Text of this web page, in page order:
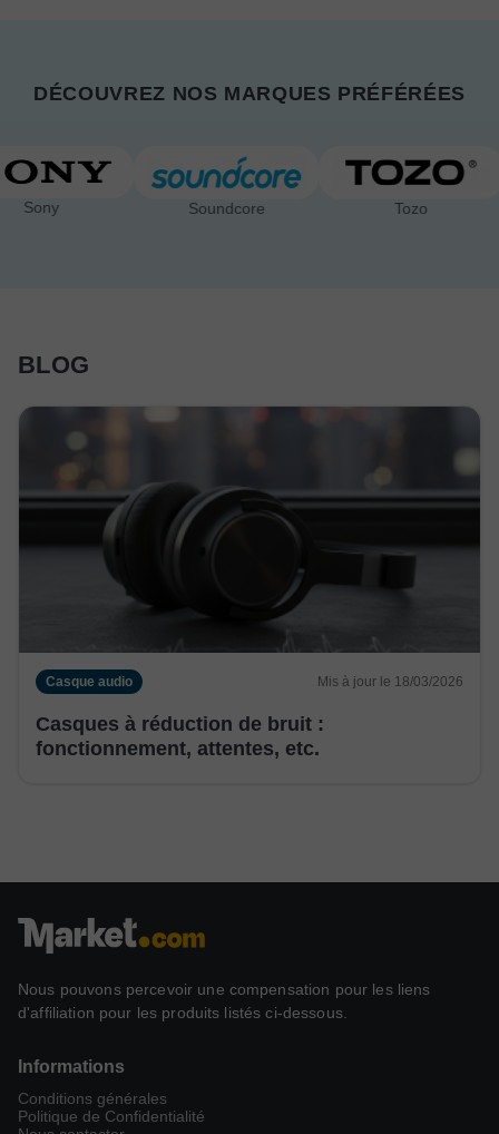
DÉCOUVREZ NOS MARQUES PRÉFÉRÉES
Soundcore Tozo
BLOG
Casque audio Mis à jour le 18/03/2026
Casques à réduction de bruit :
fonctionnement, attentes, etc.
Nous pouvons percevoir une compensation pour les liens
d'affiliation pour les produits listés ci-dessous.
Informations
Conditions générales
Politique de Confidentialité